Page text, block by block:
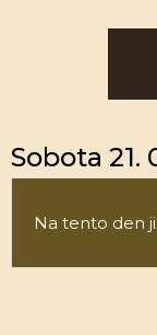
Sobota 21.
Na tento den